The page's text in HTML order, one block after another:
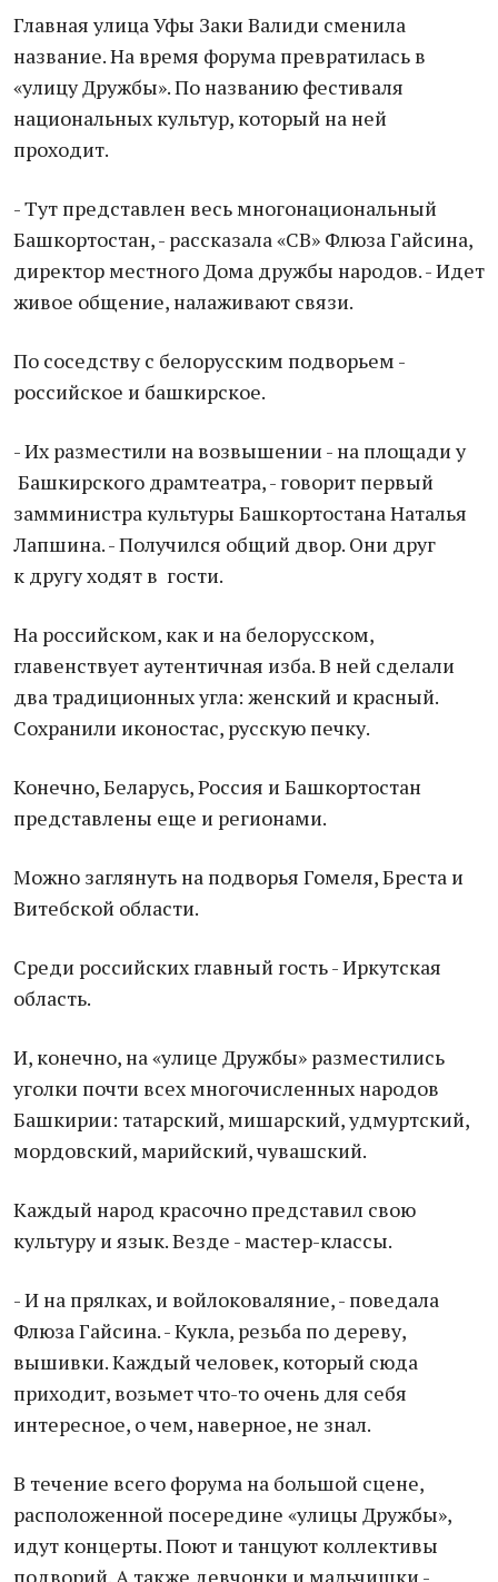
Главная улица Уфы Заки Валиди сменила
название. На время форума превратилась в
«улицу Дружбы». По названию фестиваля
национальных культур, который на ней
проходит.
- Тут представлен весь многонациональный
Башкортостан, - рассказала «СВ» Флюза Гайсина,
директор местного Дома дружбы народов. - Идет
живое общение, налаживают связи.
По соседству с белорусским подворьем -
российское и башкирское.
- Их разместили на возвышении - на площади у
Башкирского драмтеатра, - говорит первый
замминистра культуры Башкортостана Наталья
Лапшина. - Получился общий двор. Они друг
к другу ходят в гости.
На российском, как и на белорусском,
главенствует аутентичная изба. В ней сделали
два традиционных угла: женский и красный.
Сохранили иконостас, русскую печку.
Конечно, Беларусь, Россия и Башкортостан
представлены еще и регионами.
Можно заглянуть на подворья Гомеля, Бреста и
Витебской области.
Среди российских главный гость - Иркутская
область.
И, конечно, на «улице Дружбы» разместились
уголки почти всех многочисленных народов
Башкирии: татарский, мишарский, удмуртский,
мордовский, марийский, чувашский.
Каждый народ красочно представил свою
культуру и язык. Везде - мастер-классы.
- И на прялках, и войлоковаляние, - поведала
Флюза Гайсина. - Кукла, резьба по дереву,
вышивки. Каждый человек, который сюда
приходит, возьмет что-то очень для себя
интересное, о чем, наверное, не знал.
В течение всего форума на большой сцене,
расположенной посередине «улицы Дружбы»,
идут концерты. Поют и танцуют коллективы
подворий. А также девчонки и мальчишки -